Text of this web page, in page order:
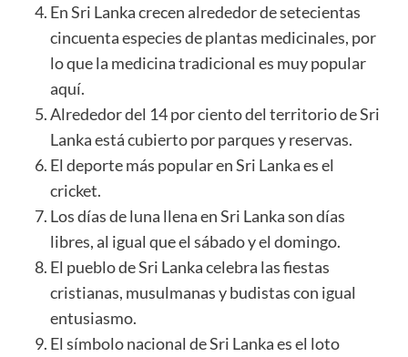
En Sri Lanka crecen alrededor de setecientas
cincuenta especies de plantas medicinales, por
lo que la medicina tradicional es muy popular
aquí.
Alrededor del 14 por ciento del territorio de Sri
Lanka está cubierto por parques y reservas.
El deporte más popular en Sri Lanka es el
cricket.
Los días de luna llena en Sri Lanka son días
libres, al igual que el sábado y el domingo.
El pueblo de Sri Lanka celebra las fiestas
cristianas, musulmanas y budistas con igual
entusiasmo.
El símbolo nacional de Sri Lanka es el loto